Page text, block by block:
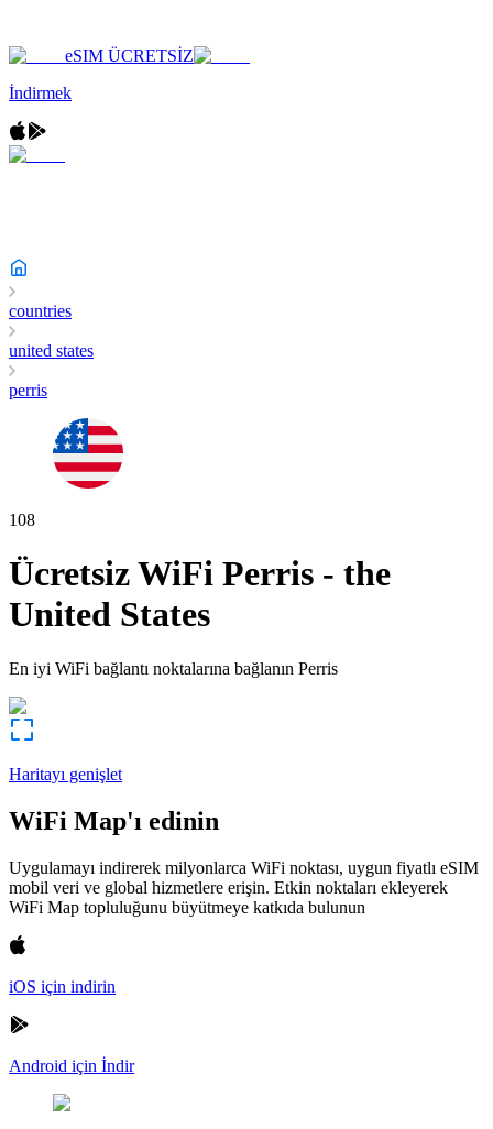
eSIM ÜCRETSİZ
İndirmek
countries
united states
perris
108
Ücretsiz WiFi Perris - the
United States
En iyi WiFi bağlantı noktalarına bağlanın Perris
Haritayı genişlet
WiFi Map'ı edinin
Uygulamayı indirerek milyonlarca WiFi noktası, uygun fiyatlı eSIM
mobil veri ve global hizmetlere erişin. Etkin noktaları ekleyerek
WiFi Map topluluğunu büyütmeye katkıda bulunun
iOS için indirin
Android için İndir